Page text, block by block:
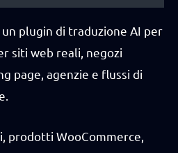
un plugin di traduzione AI per
siti web reali, negozi
page, agenzie e flussi di
prodotti WooCommerce,